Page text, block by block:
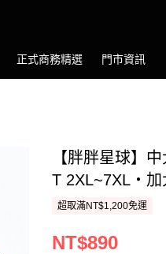
正式商務精選 門市資訊
【胖胖星球】
T 2XL~7XL‧加
超取滿NT$1,200免運
NT$890